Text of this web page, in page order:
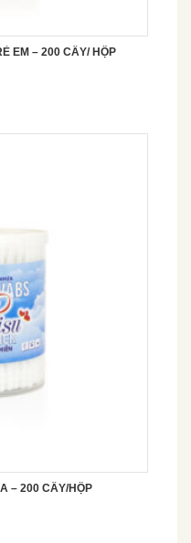
EM – 200 CÂY/ HỘP
– 200 CÂY/HỘP